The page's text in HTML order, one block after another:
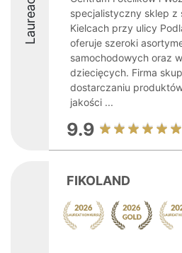
Laureaci
specjalistyczny sklep z
Kielcach przy ulicy
oferuje szeroki
samochodowych oraz
dziecięcych. Firma
dostarczaniu
jakości ...
9.9
FIKOLAND